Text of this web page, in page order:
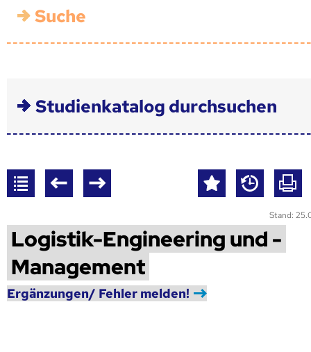
Suche
Studienkatalog durchsuchen
Stand:
Logistik-Engineering und -
Management
Ergänzungen/ Fehler melden!